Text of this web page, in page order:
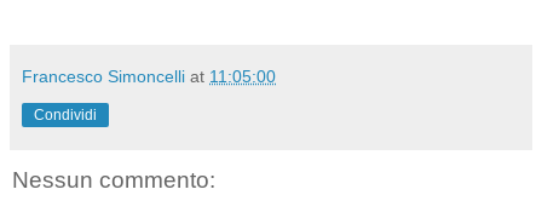
Francesco Simoncelli at 11:05:00
Condividi
Nessun commento: